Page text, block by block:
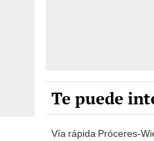
Te puede
Vía rápida Próceres-